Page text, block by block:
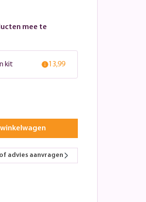
mee te
kit 13,99
winkelwagen
advies aanvragen